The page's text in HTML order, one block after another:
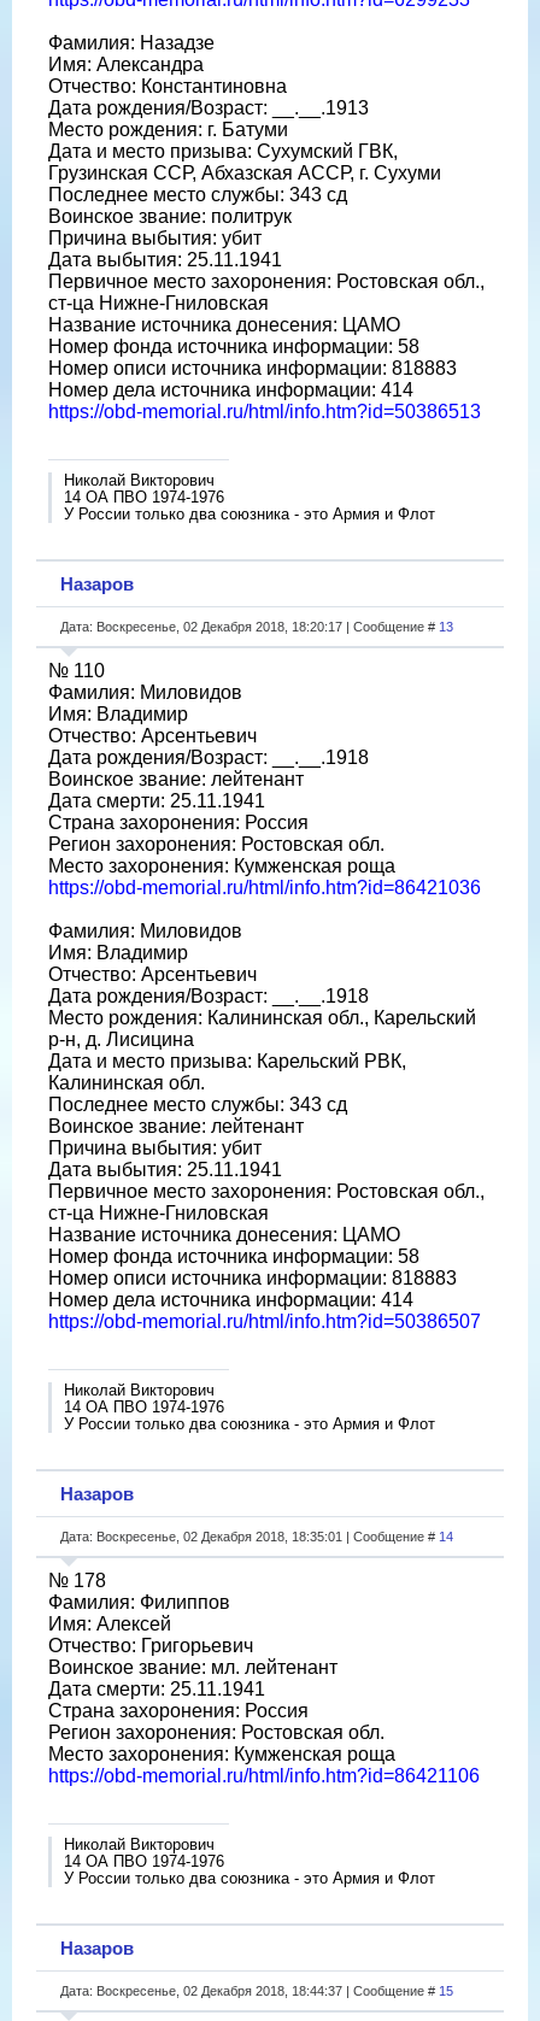
Фамилия: Назадзе
Имя: Александра
Отчество: Константиновна
Дата рождения/Возраст: __.__.1913
Место рождения: г. Батуми
Дата и место призыва: Сухумский ГВК,
Грузинская ССР, Абхазская АССР, г. Сухуми
Последнее место службы: 343 сд
Воинское звание: политрук
Причина выбытия: убит
Дата выбытия: 25.11.1941
Первичное место захоронения: Ростовская обл.,
ст-ца Нижне-Гниловская
Название источника донесения: ЦАМО
Номер фонда источника информации: 58
Номер описи источника информации: 818883
Номер дела источника информации: 414
https://obd-memorial.ru/html/info.htm?id=50386513
Николай Викторович
14 ОА ПВО 1974-1976
У России только два союзника - это Армия и Флот
Назаров
Дата: Воскресенье, 02 Декабря 2018, 18:20:17 | Сообщение # 13
№ 110
Фамилия: Миловидов
Имя: Владимир
Отчество: Арсентьевич
Дата рождения/Возраст: __.__.1918
Воинское звание: лейтенант
Дата смерти: 25.11.1941
Страна захоронения: Россия
Регион захоронения: Ростовская обл.
Место захоронения: Кумженская роща
https://obd-memorial.ru/html/info.htm?id=86421036
Фамилия: Миловидов
Имя: Владимир
Отчество: Арсентьевич
Дата рождения/Возраст: __.__.1918
Место рождения: Калининская обл., Карельский
р-н, д. Лисицина
Дата и место призыва: Карельский РВК,
Калининская обл.
Последнее место службы: 343 сд
Воинское звание: лейтенант
Причина выбытия: убит
Дата выбытия: 25.11.1941
Первичное место захоронения: Ростовская обл.,
ст-ца Нижне-Гниловская
Название источника донесения: ЦАМО
Номер фонда источника информации: 58
Номер описи источника информации: 818883
Номер дела источника информации: 414
https://obd-memorial.ru/html/info.htm?id=50386507
Николай Викторович
14 ОА ПВО 1974-1976
У России только два союзника - это Армия и Флот
Назаров
Дата: Воскресенье, 02 Декабря 2018, 18:35:01 | Сообщение # 14
№ 178
Фамилия: Филиппов
Имя: Алексей
Отчество: Григорьевич
Воинское звание: мл. лейтенант
Дата смерти: 25.11.1941
Страна захоронения: Россия
Регион захоронения: Ростовская обл.
Место захоронения: Кумженская роща
https://obd-memorial.ru/html/info.htm?id=86421106
Николай Викторович
14 ОА ПВО 1974-1976
У России только два союзника - это Армия и Флот
Назаров
Дата: Воскресенье, 02 Декабря 2018, 18:44:37 | Сообщение # 15